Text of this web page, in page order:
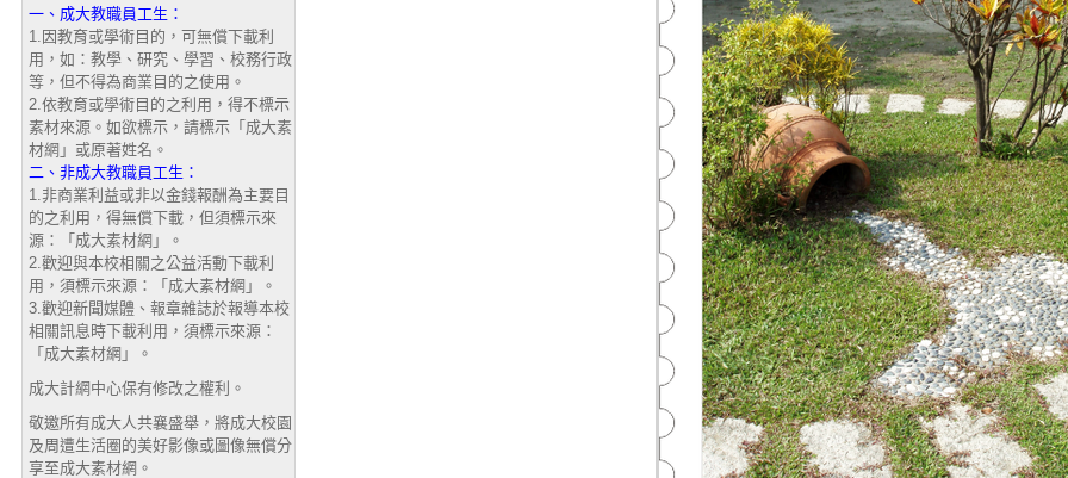
一、成大教職員工生：
1.因教育或學術目的，可無償下載利
用，如：教學、研究、學習、校務行政
等，但不得為商業目的之使用。
2.依教育或學術目的之利用，得不標示
素材來源。如欲標示，請標示「成大素
材網」或原著姓名。
二、非成大教職員工生：
1.非商業利益或非以金錢報酬為主要目
的之利用，得無償下載，但須標示來
源：「成大素材網」。
2.歡迎與本校相關之公益活動下載利
用，須標示來源：「成大素材網」。
3.歡迎新聞媒體、報章雜誌於報導本校
相關訊息時下載利用，須標示來源：
「成大素材網」。
成大計網中心保有修改之權利。
敬邀所有成大人共襄盛舉，將成大校園
及周遭生活圈的美好影像或圖像無償分
享至成大素材網。